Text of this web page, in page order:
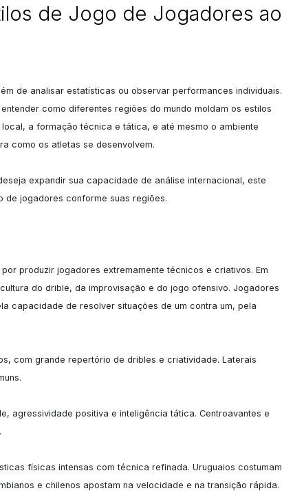
de Jogo de Jogadores ao
de analisar estatísticas ou observar performances individuais.
como diferentes regiões do mundo moldam os estilos
a formação técnica e tática, e até mesmo o ambiente
como os atletas se desenvolvem.
expandir sua capacidade de análise internacional, este
de jogadores conforme suas regiões.
produzir jogadores extremamente técnicos e criativos. Em
do drible, da improvisação e do jogo ofensivo. Jogadores
capacidade de resolver situações de um contra um, pela
com grande repertório de dribles e criatividade. Laterais
agressividade positiva e inteligência tática. Centroavantes e
físicas intensas com técnica refinada. Uruguaios costumam
e chilenos apostam na velocidade e na transição rápida.